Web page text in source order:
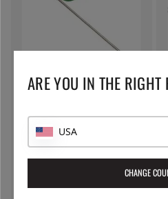
ETI
Teflonsond för
695:-
ARE YOU IN THE RIGHT
USA
CHANGE